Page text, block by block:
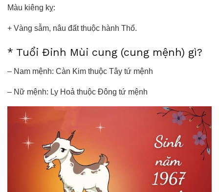
Màu kiêng kỵ:
+ Vàng sẫm, nâu đất thuộc hành Thổ.
* Tuổi Đinh Mùi cung (cung mệnh) gì?
– Nam mệnh: Càn Kim thuộc Tây tứ mệnh
– Nữ mệnh: Ly Hoả thuộc Đông tứ mệnh